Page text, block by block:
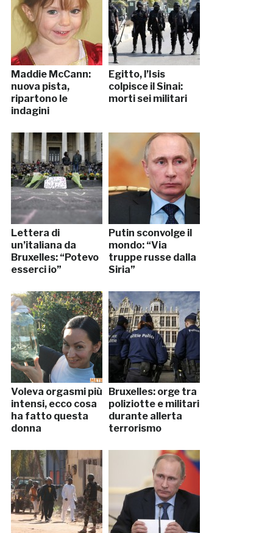
Maddie McCann:
nuova pista,
ripartono le
indagini
Egitto, l’Isis
colpisce il Sinai:
morti sei militari
Lettera di
un’italiana da
Bruxelles: “Potevo
esserci io”
Putin sconvolge il
mondo: “Via
truppe russe dalla
Siria”
Voleva orgasmi più
intensi, ecco cosa
ha fatto questa
donna
Bruxelles: orge tra
poliziotte e militari
durante allerta
terrorismo